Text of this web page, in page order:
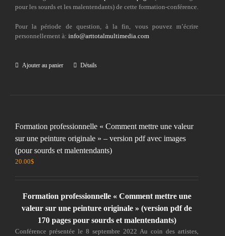
pour les sourds et les malentendants) de cette formation-conférence.
Pour la période de question, à la fin, vous pouvez m’écrire
personnellement à: info@arttotalmultimedia.com
Ajouter au panier Détails
Formation professionnelle « Comment mettre une valeur
sur une peinture originale » – version pdf avec images
(pour sourds et malentendants)
20.00$
Formation professionnelle « Comment mettre une
valeur sur une peinture originale » (version pdf de
170 pages pour sourds et malentendants)
Conférence présentée le 8 septembre 2022 Au coin des artistes,